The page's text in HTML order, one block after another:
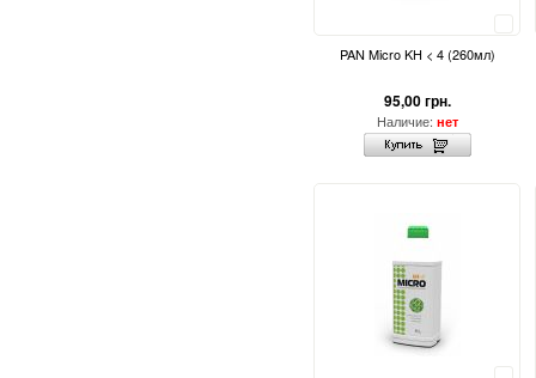
PAN Micro KH < 4 (260мл)
95,00 грн.
Наличие: нет